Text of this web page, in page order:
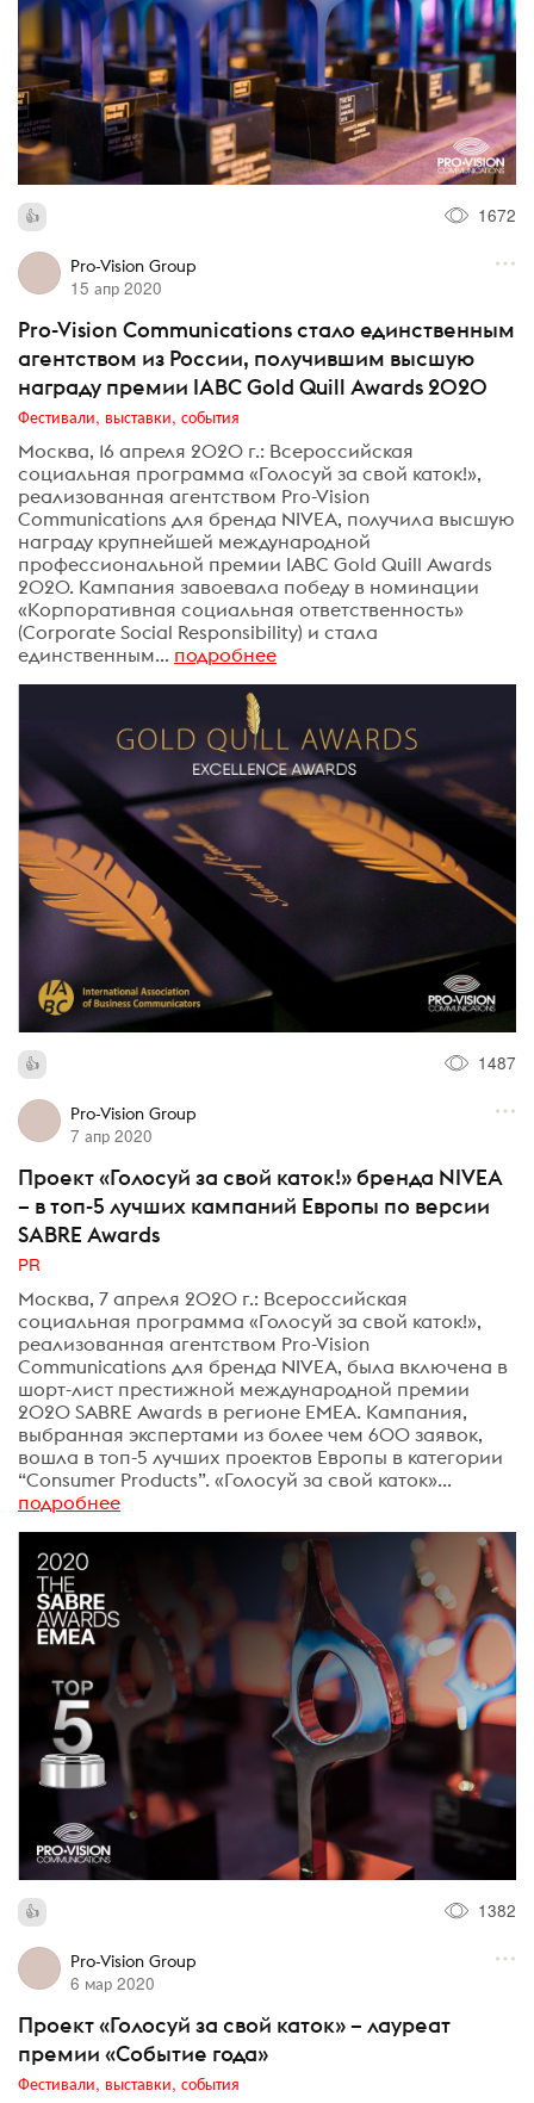
1672
Pro-Vision Group
15 апр 2020
Pro-Vision Communications стало единственным
агентством из России, получившим высшую
награду премии IABC Gold Quill Awards 2020
Фестивали, выставки, события
Москва, 16 апреля 2020 г.: Всероссийская
социальная программа «Голосуй за свой каток!»,
реализованная агентством Pro-Vision
Communications для бренда NIVEA, получила высшую
награду крупнейшей международной
профессиональной премии IABC Gold Quill Awards
2020. Кампания завоевала победу в номинации
«Корпоративная социальная ответственность»
(Corporate Social Responsibility) и стала
единственным... подробнее
1487
Pro-Vision Group
7 апр 2020
Проект «Голосуй за свой каток!» бренда NIVEA
– в топ-5 лучших кампаний Европы по версии
SABRE Awards
PR
Москва, 7 апреля 2020 г.: Всероссийская
социальная программа «Голосуй за свой каток!»,
реализованная агентством Pro-Vision
Communications для бренда NIVEA, была включена в
шорт-лист престижной международной премии
2020 SABRE Awards в регионе EMEA. Кампания,
выбранная экспертами из более чем 600 заявок,
вошла в топ-5 лучших проектов Европы в категории
“Consumer Products”. «Голосуй за свой каток»...
подробнее
1382
Pro-Vision Group
6 мар 2020
Проект «Голосуй за свой каток» – лауреат
премии «Событие года»
Фестивали, выставки, события